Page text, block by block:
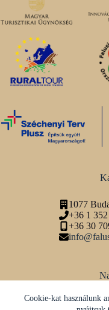
Cookie-kat használunk
1077
+36 1
+36 30